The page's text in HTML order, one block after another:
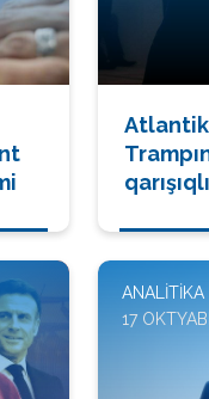
ANALITIKA
17